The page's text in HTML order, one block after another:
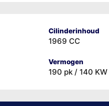
Cilinderinhoud
1969 CC
Vermogen
190 pk / 140 KW